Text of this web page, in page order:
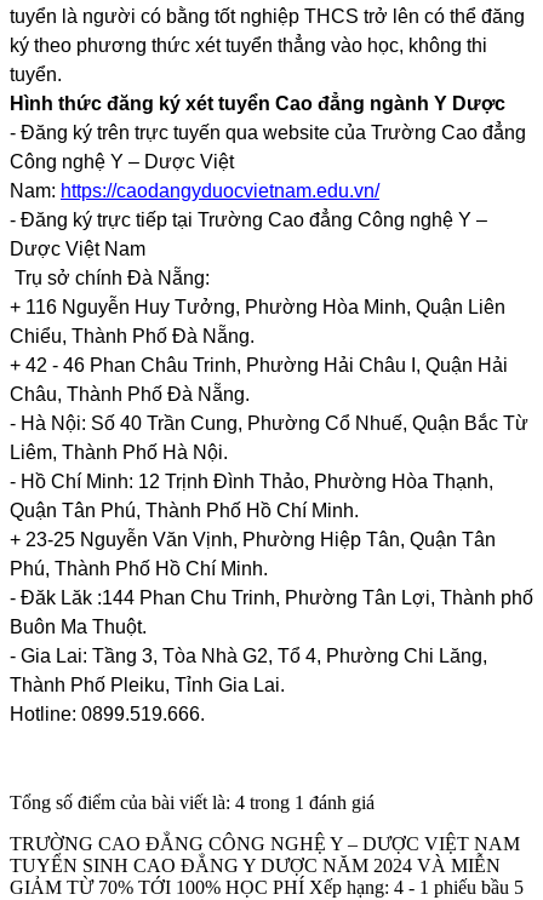
tuyển là người có bằng tốt nghiệp THCS trở lên có thể đăng
ký theo phương thức xét tuyển thẳng vào học, không thi
tuyển.
Hình thức đăng ký xét tuyển Cao đẳng ngành Y Dược
- Đăng ký trên trực tuyến qua website của Trường Cao đẳng
Công nghệ Y – Dược Việt
Nam: https://caodangyduocvietnam.edu.vn/
- Đăng ký trực tiếp tại Trường Cao đẳng Công nghệ Y –
Dược Việt Nam
Trụ sở chính Đà Nẵng:
+ 116 Nguyễn Huy Tưởng, Phường Hòa Minh, Quận Liên
Chiểu, Thành Phố Đà Nẵng.
+ 42 - 46 Phan Châu Trinh, Phường Hải Châu I, Quận Hải
Châu, Thành Phố Đà Nẵng.
- Hà Nội: Số 40 Trần Cung, Phường Cổ Nhuế, Quận Bắc Từ
Liêm, Thành Phố Hà Nội.
- Hồ Chí Minh: 12 Trịnh Đình Thảo, Phường Hòa Thạnh,
Quận Tân Phú, Thành Phố Hồ Chí Minh.
+ 23-25 Nguyễn Văn Vịnh, Phường Hiệp Tân, Quận Tân
Phú, Thành Phố Hồ Chí Minh.
- Đăk Lăk :144 Phan Chu Trinh, Phường Tân Lợi, Thành phố
Buôn Ma Thuột.
- Gia Lai: Tầng 3, Tòa Nhà G2, Tổ 4, Phường Chi Lăng,
Thành Phố Pleiku, Tỉnh Gia Lai.
Hotline: 0899.519.666.
Tổng số điểm của bài viết là: 4 trong 1 đánh giá
TRƯỜNG CAO ĐẲNG CÔNG NGHỆ Y – DƯỢC VIỆT NAM
TUYỂN SINH CAO ĐẲNG Y DƯỢC NĂM 2024 VÀ MIỄN
GIẢM TỪ 70% TỚI 100% HỌC PHÍ Xếp hạng: 4 - 1 phiếu bầu 5